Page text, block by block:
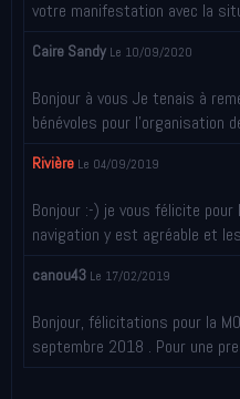
votre manifestation avec la
Caire Sandy Le 10/09/2020
Bonjour à vous Je tenais à
bénévoles pour l’organisation
Rivière Le 04/09/2019
Bonjour :-) je vous félicite
navigation y est agréable et
canou43 Le 17/02/2019
Bonjour, félicitations pour la
septembre 2018 . Pour une